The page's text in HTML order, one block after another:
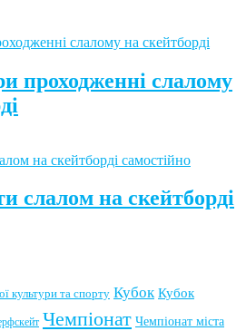
проходженні слалому
слалом на скейтборді
культури та спорту Кубок Кубок
Чемпіонат Чемпіонат міста